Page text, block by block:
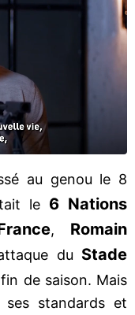
au genou le 8
le 6 Nations
, Romain
du Stade
de saison. Mais
standards et